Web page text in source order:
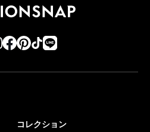
コレクション